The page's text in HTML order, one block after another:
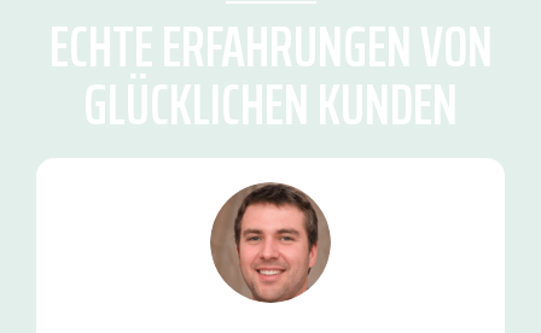
ECHTE ERFAHRUNGEN VON
GLÜCKLICHEN KUNDEN